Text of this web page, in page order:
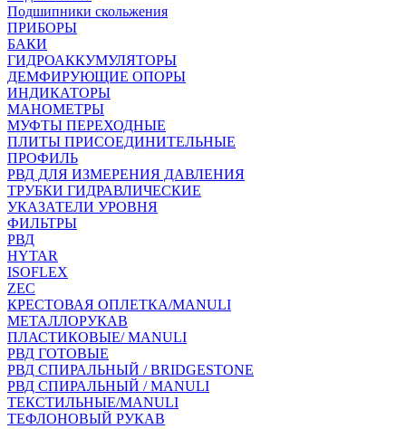
Подшипники скольжения
ПРИБОРЫ
БАКИ
ГИДРОАККУМУЛЯТОРЫ
ДЕМФИРУЮЩИЕ ОПОРЫ
ИНДИКАТОРЫ
МАНОМЕТРЫ
МУФТЫ ПЕРЕХОДНЫЕ
ПЛИТЫ ПРИСОЕДИНИТЕЛЬНЫЕ
ПРОФИЛЬ
РВД ДЛЯ ИЗМЕРЕНИЯ ДАВЛЕНИЯ
ТРУБКИ ГИДРАВЛИЧЕСКИЕ
УКАЗАТЕЛИ УРОВНЯ
ФИЛЬТРЫ
РВД
HYTAR
ISOFLEX
ZEC
КРЕСТОВАЯ ОПЛЕТКА/MANULI
МЕТАЛЛОРУКАВ
ПЛАСТИКОВЫЕ/ MANULI
РВД ГОТОВЫЕ
РВД СПИРАЛЬНЫЙ / BRIDGESTONE
РВД СПИРАЛЬНЫЙ / MANULI
ТЕКСТИЛЬНЫЕ/MANULI
ТЕФЛОНОВЫЙ РУКАВ